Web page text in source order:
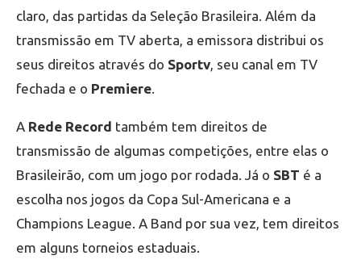
claro, das partidas da Seleção Brasileira. Além da
transmissão em TV aberta, a emissora distribui os
seus direitos através do Sportv , seu canal em TV
fechada e o Premiere
A Rede Record também tem direitos de
transmissão de algumas competições, entre elas o
Brasileirão, com um jogo por rodada. Já o SBT é a
escolha nos jogos da Copa Sul-Americana e a
Champions League. A Band por sua vez, tem direitos
em alguns torneios estaduais.